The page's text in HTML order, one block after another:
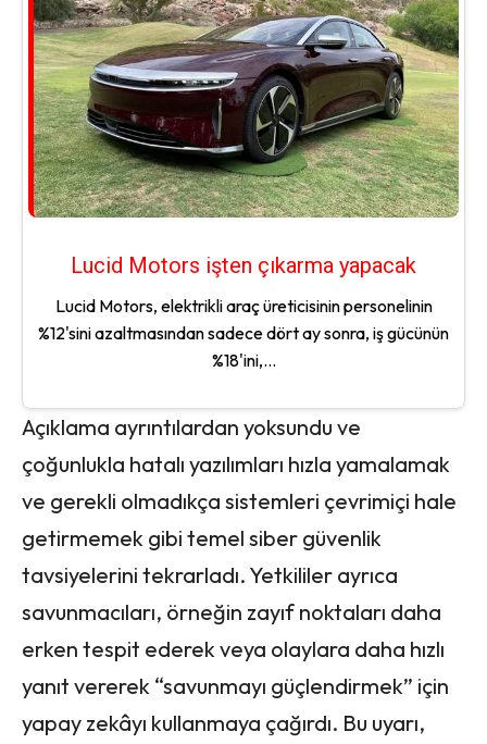
Lucid Motors işten çıkarma yapacak
Lucid Motors, elektrikli araç üreticisinin personelinin
%12'sini azaltmasından sadece dört ay sonra, iş gücünün
%18'ini,...
Açıklama ayrıntılardan yoksundu ve
çoğunlukla hatalı yazılımları hızla yamalamak
ve gerekli olmadıkça sistemleri çevrimiçi hale
getirmemek gibi temel siber güvenlik
tavsiyelerini tekrarladı. Yetkililer ayrıca
savunmacıları, örneğin zayıf noktaları daha
erken tespit ederek veya olaylara daha hızlı
yanıt vererek “savunmayı güçlendirmek” için
yapay zekâyı kullanmaya çağırdı. Bu uyarı,